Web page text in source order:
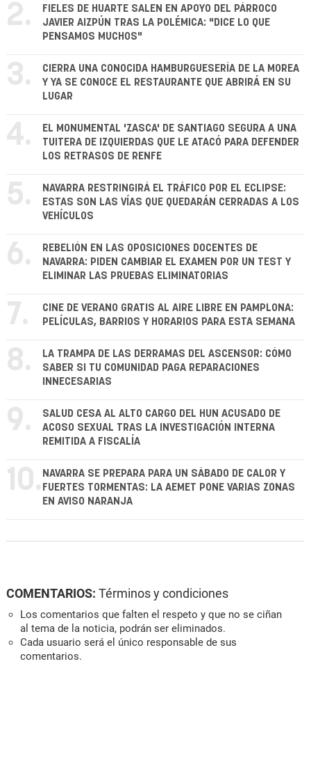
2.
FIELES DE HUARTE SALEN EN APOYO DEL PÁRROCO
JAVIER AIZPÚN TRAS LA POLÉMICA: "DICE LO QUE
PENSAMOS MUCHOS"
3.
CIERRA UNA CONOCIDA HAMBURGUESERÍA DE LA MOREA
Y YA SE CONOCE EL RESTAURANTE QUE ABRIRÁ EN SU
LUGAR
4.
EL MONUMENTAL 'ZASCA' DE SANTIAGO SEGURA A UNA
TUITERA DE IZQUIERDAS QUE LE ATACÓ PARA DEFENDER
LOS RETRASOS DE RENFE
5.
NAVARRA RESTRINGIRÁ EL TRÁFICO POR EL ECLIPSE:
ESTAS SON LAS VÍAS QUE QUEDARÁN CERRADAS A LOS
VEHÍCULOS
6.
REBELIÓN EN LAS OPOSICIONES DOCENTES DE
NAVARRA: PIDEN CAMBIAR EL EXAMEN POR UN TEST Y
ELIMINAR LAS PRUEBAS ELIMINATORIAS
7.
CINE DE VERANO GRATIS AL AIRE LIBRE EN PAMPLONA:
PELÍCULAS, BARRIOS Y HORARIOS PARA ESTA SEMANA
8.
LA TRAMPA DE LAS DERRAMAS DEL ASCENSOR: CÓMO
SABER SI TU COMUNIDAD PAGA REPARACIONES
INNECESARIAS
9.
SALUD CESA AL ALTO CARGO DEL HUN ACUSADO DE
ACOSO SEXUAL TRAS LA INVESTIGACIÓN INTERNA
REMITIDA A FISCALÍA
10. NAVARRA SE PREPARA PARA UN SÁBADO DE CALOR Y
FUERTES TORMENTAS: LA AEMET PONE VARIAS ZONAS
EN AVISO NARANJA
COMENTARIOS: Términos y condiciones
Los comentarios que falten el respeto y que no se ciñan
al tema de la noticia, podrán ser eliminados.
Cada usuario será el único responsable de sus
comentarios.